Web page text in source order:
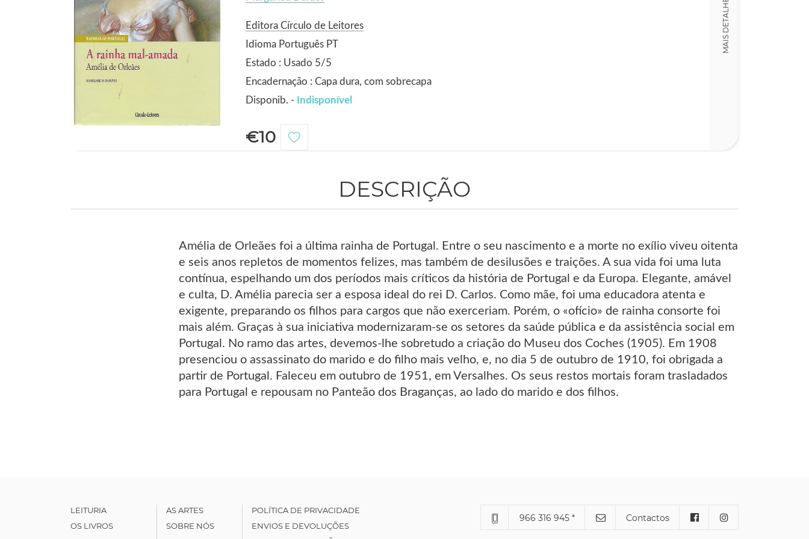
Editora Círculo de Leitores
Idioma Português PT
Estado : Usado 5/5
Encadernação : Capa dura, com sobrecapa
Disponib. - Indisponível
€10
MAIS DETALHES
DESCRIÇÃO
Amélia de Orleães foi a última rainha de Portugal. Entre o seu nascimento e a morte no exílio viveu oitenta
e seis anos repletos de momentos felizes, mas também de desilusões e traições. A sua vida foi uma luta
contínua, espelhando um dos períodos mais críticos da história de Portugal e da Europa. Elegante, amável
e culta, D. Amélia parecia ser a esposa ideal do rei D. Carlos. Como mãe, foi uma educadora atenta e
exigente, preparando os filhos para cargos que não exerceriam. Porém, o «ofício» de rainha consorte foi
mais além. Graças à sua iniciativa modernizaram-se os setores da saúde pública e da assistência social em
Portugal. No ramo das artes, devemos-lhe sobretudo a criação do Museu dos Coches (1905). Em 1908
presenciou o assassinato do marido e do filho mais velho, e, no dia 5 de outubro de 1910, foi obrigada a
partir de Portugal. Faleceu em outubro de 1951, em Versalhes. Os seus restos mortais foram trasladados
para Portugal e repousam no Panteão dos Braganças, ao lado do marido e dos filhos.
LEITURIA
OS LIVROS
AS ARTES
SOBRE NÓS
POLÍTICA DE PRIVACIDADE
ENVIOS E DEVOLUÇÕES
966 316 945 * Contactos